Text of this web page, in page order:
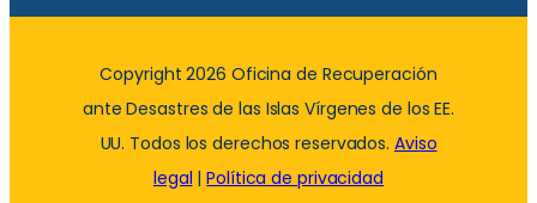
Copyright 2026 Oficina de Recuperación
ante Desastres de las Islas Vírgenes de los EE.
UU. Todos los derechos reservados. Aviso
legal |Política de privacidad